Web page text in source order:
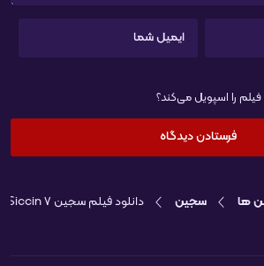
را اسپویل می‌کند؟
ها سجین دانلود فیلم سجین 7 Siccin